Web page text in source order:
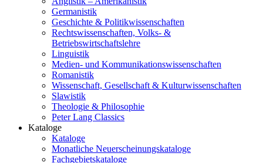
Germanistik
Geschichte & Politikwissenschaften
Rechtswissenschaften, Volks- &
Betriebswirtschaftslehre
Linguistik
Medien- und Kommunikationswissenschaften
Romanistik
Wissenschaft, Gesellschaft & Kulturwissenschaften
Slawistik
Theologie & Philosophie
Peter Lang Classics
Kataloge
Kataloge
Monatliche Neuerscheinungskataloge
Fachgebietskataloge